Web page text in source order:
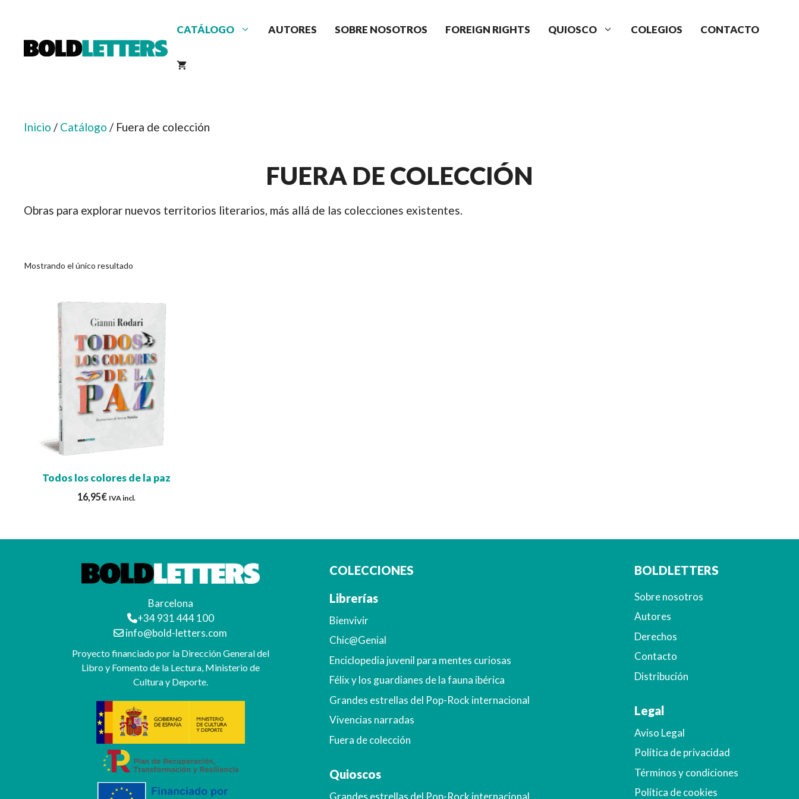
contenido
CATÁLOGO AUTORES SOBRE NOSOTROS FOREIGN RIGHTS QUIOSCO COLEGIOS CONTACTO
Inicio / Catálogo / Fuera de colección
FUERA DE COLECCIÓN
Obras para explorar nuevos territorios literarios, más allá de las colecciones existentes.
Mostrando el único resultado
Todos los colores de la paz
16,95€ IVA incl.
Barcelona
+34 931 444 100
info@bold-letters.com
Proyecto financiado por la Dirección General del
Libro y Fomento de la Lectura, Ministerio de
Cultura y Deporte.
COLECCIONES
Librerías
Bienvivir
Chic@Genial
Enciclopedia juvenil para mentes curiosas
Félix y los guardianes de la fauna ibérica
Grandes estrellas del Pop-Rock internacional
Vivencias narradas
Fuera de colección
Quioscos
Grandes estrellas del Pop-Rock internacional
BOLDLETTERS
Sobre nosotros
Autores
Derechos
Contacto
Distribución
Legal
Aviso Legal
Política de privacidad
Términos y condiciones
Política de cookies